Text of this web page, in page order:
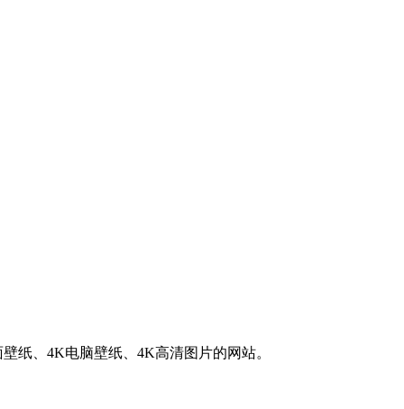
纸、4K电脑壁纸、4K高清图片的网站。